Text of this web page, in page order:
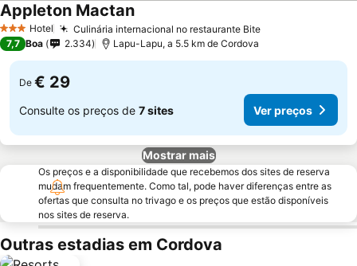
3 EstrelasHotel Culinária internacional no restaurante BiteVer preços
Appleton MactanVer preços
7,7 Boa 2.334 Lapu-Lapu, a 5.5 km de Cordova
De € 29
Consulte os preços de 7 sites Ver preços
Mostrar mais
Os preços e a disponibilidade que recebemos dos sites de reserva
mudam frequentemente. Como tal, pode haver diferenças entre as
ofertas que consulta no trivago e os preços que estão disponíveis
nos sites de reserva.
Outras estadias em Cordova